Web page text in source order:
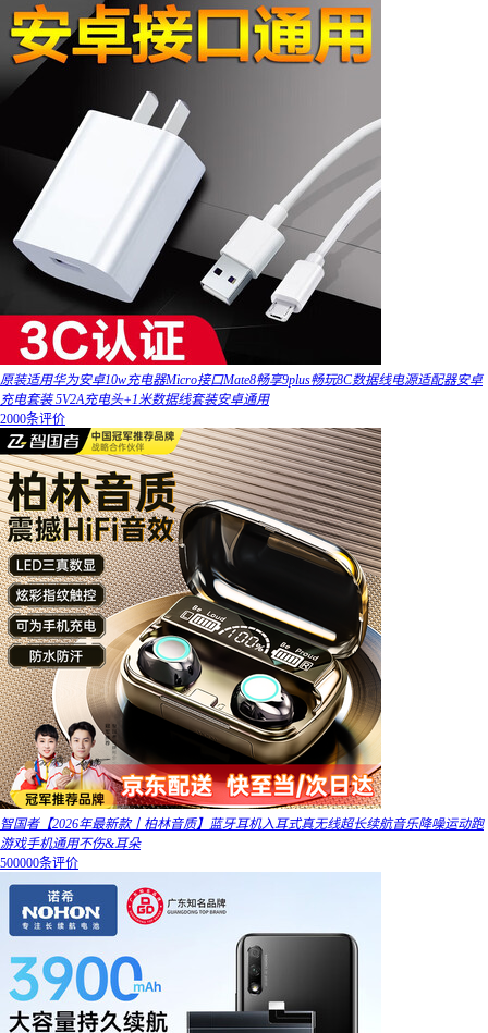
原装适用华为安卓10w充电器Micro接口Mate8畅享9plus畅玩8C数据线电源适配器安卓
充电套装 5V2A充电头+1米数据线套装安卓通用
2000条评价
智国者【2026年最新款丨柏林音质】蓝牙耳机入耳式真无线超长续航音乐降噪运动跑
游戏手机通用不伤&耳朵
500000条评价